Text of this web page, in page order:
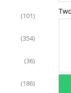
(101)
(354)
(36)
(186)